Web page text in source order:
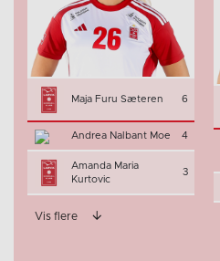
Maja Furu Sæteren 6
Andrea Nalbant Moe 4
Amanda Maria
Kurtovic
3
Vis flere